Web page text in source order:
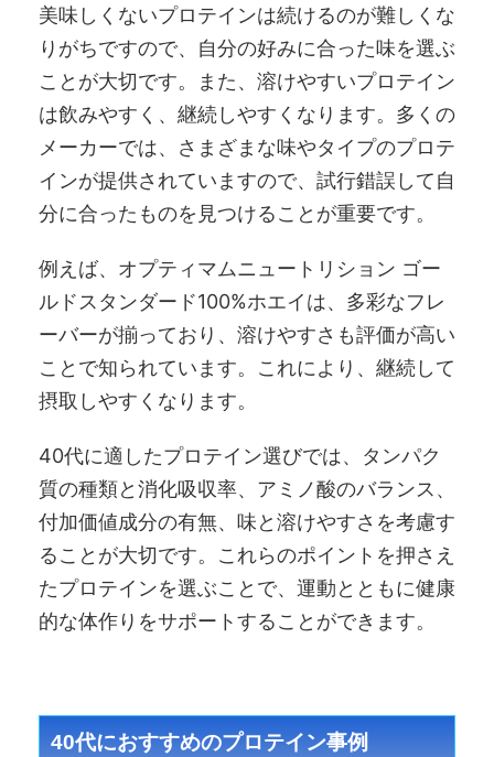
美味しくないプロテインは続けるのが難しくな
りがちですので、自分の好みに合った味を選ぶ
ことが大切です。また、溶けやすいプロテイン
は飲みやすく、継続しやすくなります。多くの
メーカーでは、さまざまな味やタイプのプロテ
インが提供されていますので、試行錯誤して自
分に合ったものを見つけることが重要です。
例えば、オプティマムニュートリション ゴー
ルドスタンダード100%ホエイは、多彩なフレ
ーバーが揃っており、溶けやすさも評価が高い
ことで知られています。これにより、継続して
摂取しやすくなります。
40代に適したプロテイン選びでは、タンパク
質の種類と消化吸収率、アミノ酸のバランス、
付加価値成分の有無、味と溶けやすさを考慮す
ることが大切です。これらのポイントを押さえ
たプロテインを選ぶことで、運動とともに健康
的な体作りをサポートすることができます。
40代におすすめのプロテイン事例